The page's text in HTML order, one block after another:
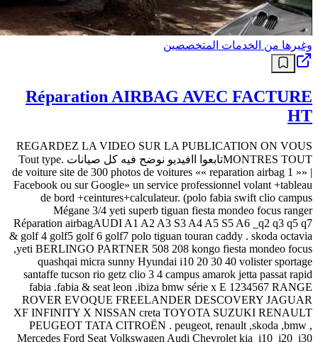
وغيرها من الخدمات المتخصصين
Réparation AIRBAG AVEC FACTURE
HT
REGARDEZ LA VIDEO SUR LA PUBLICATION ON VOUS
MONTRES TOUTتابعوا اافيديو نوضح فيه كل صيانات .Tout type
de voiture site de 300 photos de voitures «« reparation airbag 1 »» |
Facebook ou sur Google» un service professionnel volant +tableau
de bord +ceintures+calculateur. (polo fabia swift clio campus
Mégane 3/4 yeti superb tiguan fiesta mondeo focus ranger
Réparation airbagAUDI A1 A2 A3 S3 A4 A5 S5 A6 _q2 q3 q5 q7
& golf 4 golf5 golf 6 golf7 polo tiguan touran caddy . skoda octavia
,yeti BERLINGO PARTNER 508 208 kongo fiesta mondeo focus
quashqai micra sunny Hyundai i10 20 30 40 volister sportage
santaffe tucson rio getz clio 3 4 campus amarok jetta passat rapid
fabia .fabia & seat leon .ibiza bmw série x E 1234567 RANGE
ROVER EVOQUE FREELANDER DESCOVERY JAGUAR
XF INFINITY X NISSAN creta TOYOTA SUZUKI RENAULT
PEUGEOT TATA CITROËN . peugeot, renault ,skoda ,bmw ,
Mercedes Ford Seat Volkswagen Audi Chevrolet kia_i10_i20_i30